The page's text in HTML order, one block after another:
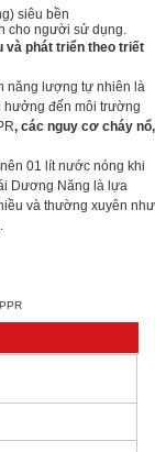
siêu bền
cho người sử dụng.
phát triển theo triết
năng lượng tự nhiên là
hưởng đến môi trường
, các nguy cơ cháy nổ,
01 lít nước nóng khi
Dương Năng là lựa
và thường xuyên như